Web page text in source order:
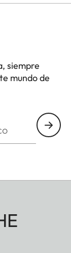
siempre
mundo de